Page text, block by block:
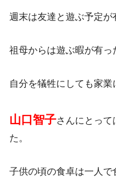
週末は友達と遊ぶ予定が
祖母からは遊ぶ暇が有っ
自分を犠牲にしても家
山口智子さんにとって
た。
子供の頃の食卓は一人で